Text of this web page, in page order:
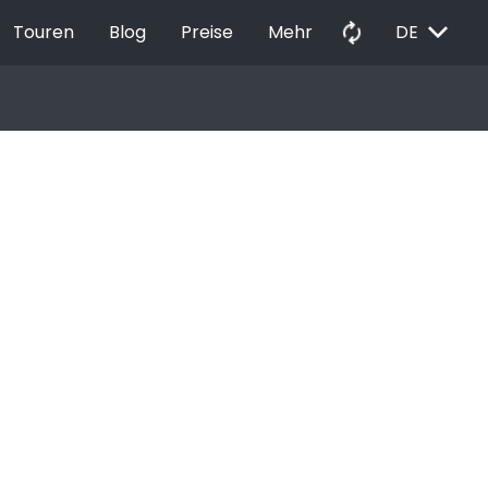
Touren Blog Preise Mehr autorenew DE EXPAND_MORE